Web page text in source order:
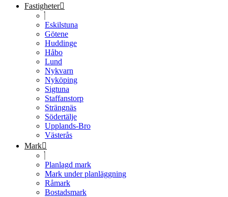
Fastigheter
Eskilstuna
Götene
Huddinge
Håbo
Lund
Nykvarn
Nyköping
Sigtuna
Staffanstorp
Strängnäs
Södertälje
Upplands-Bro
Västerås
Mark
Planlagd mark
Mark under planläggning
Råmark
Bostadsmark